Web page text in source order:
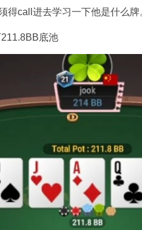
得call进去学习一下他是什么牌
底池